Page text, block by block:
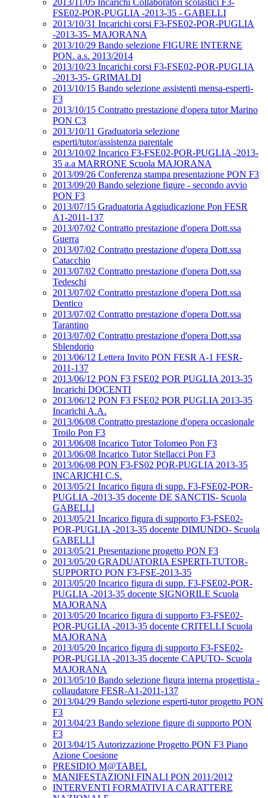
2013/11/05 Incarichi Collaboratori scolastici F3-
FSE02-POR-PUGLIA -2013-35 - GABELLI
2013/10/31 Incarichi corsi F3-FSE02-POR-PUGLIA
-2013-35- MAJORANA
2013/10/29 Bando selezione FIGURE INTERNE
PON. a.s. 2013/2014
2013/10/23 Incarichi corsi F3-FSE02-POR-PUGLIA
-2013-35- GRIMALDI
2013/10/15 Bando selezione assistenti mensa-esperti-
F3
2013/10/15 Contratto prestazione d'opera tutor Marino
PON C3
2013/10/11 Graduatoria selezione
esperti/tutor/assistenza parentale
2013/10/02 Incarico F3-FSE02-POR-PUGLIA -2013-
35 a.a MARRONE Scuola MAJORANA
2013/09/26 Conferenza stampa presentazione PON F3
2013/09/20 Bando selezione figure - secondo avvio
PON F3
2013/07/15 Graduatoria Aggiudicazione Pon FESR
A1-2011-137
2013/07/02 Contratto prestazione d'opera Dott.ssa
Guerra
2013/07/02 Contratto prestazione d'opera Dott.ssa
Catacchio
2013/07/02 Contratto prestazione d'opera Dott.ssa
Tedeschi
2013/07/02 Contratto prestazione d'opera Dott.ssa
Dentico
2013/07/02 Contratto prestazione d'opera Dott.ssa
Tarantino
2013/07/02 Contratto prestazione d'opera Dott.ssa
Sblendorio
2013/06/12 Lettera Invito PON FESR A-1 FESR-
2011-137
2013/06/12 PON F3 FSE02 POR PUGLIA 2013-35
Incarichi DOCENTI
2013/06/12 PON F3 FSE02 POR PUGLIA 2013-35
Incarichi A.A.
2013/06/08 Contratto prestazione d'opera occasionale
Troilo Pon F3
2013/06/08 Incarico Tutor Tolomeo Pon F3
2013/06/08 Incarico Tutor Stellacci Pon F3
2013/06/08 PON F3-FS02 POR-PUGLIA 2013-35
INCARICHI C.S.
2013/05/21 Incarico figura di supp. F3-FSE02-POR-
PUGLIA -2013-35 docente DE SANCTIS- Scuola
GABELLI
2013/05/21 Incarico figura di supporto F3-FSE02-
POR-PUGLIA -2013-35 docente DIMUNDO- Scuola
GABELLI
2013/05/21 Presentazione progetto PON F3
2013/05/20 GRADUATORIA ESPERTI-TUTOR-
SUPPORTO PON F3-FSE-2013-35
2013/05/20 Incarico figura di supp. F3-FSE02-POR-
PUGLIA -2013-35 docente SIGNORILE Scuola
MAJORANA
2013/05/20 Incarico figura di supporto F3-FSE02-
POR-PUGLIA -2013-35 docente CRITELLI Scuola
MAJORANA
2013/05/20 Incarico figura di supporto F3-FSE02-
POR-PUGLIA -2013-35 docente CAPUTO- Scuola
MAJORANA
2013/05/10 Bando selezione figura interna progettista -
collaudatore FESR-A1-2011-137
2013/04/29 Bando selezione esperti-tutor progetto PON
F3
2013/04/23 Bando selezione figure di supporto PON
F3
2013/04/15 Autorizzazione Progetto PON F3 Piano
Azione Coesione
PRESIDIO M@TABEL
MANIFESTAZIONI FINALI PON 2011/2012
INTERVENTI FORMATIVI A CARATTERE